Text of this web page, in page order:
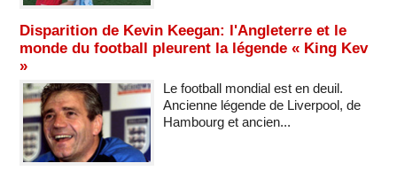
Disparition de Kevin Keegan: l'Angleterre et le
monde du football pleurent la légende « King Kev
»
Le football mondial est en deuil.
Ancienne légende de Liverpool, de
Hambourg et ancien...